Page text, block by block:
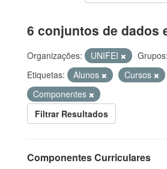
6 conjuntos de dados
Organizações: UNIFEI Grupos:
Etiquetas:
Alunos Cursos
Componentes
Filtrar Resultados
Componentes Curriculares